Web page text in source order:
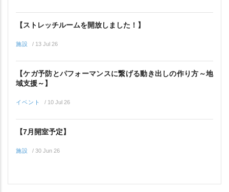
【ストレッチルームを開放しました！】
施設 / 13 Jul 26
【ケガ予防とパフォーマンスに繋げる動き出しの作り方～地
域支援～】
イベント / 10 Jul 26
【7月開室予定】
施設 / 30 Jun 26
イベント